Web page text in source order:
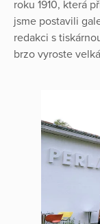
roku 1910, která
jsme postavili
redakci s
brzo vyroste